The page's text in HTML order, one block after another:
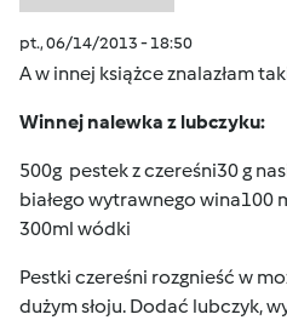
pt., 06/14/2013 - 18:50
A w innej książce znalazłam
Winnej nalewka z lubczyku:
500g pestek z czereśni30 g
białego wytrawnego wina100
300ml wódki
Pestki czereśni rozgnieść w
dużym słoju. Dodać lubczyk,